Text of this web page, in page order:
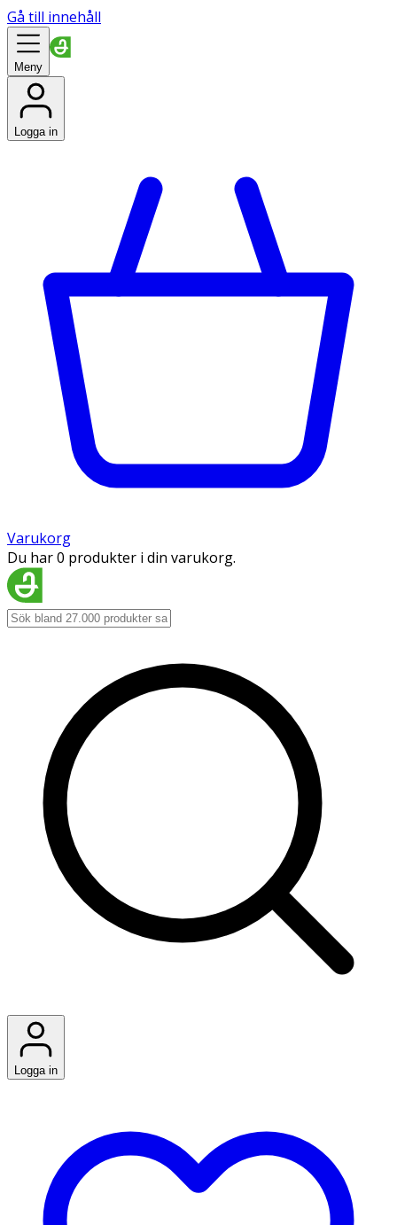
Gå till innehåll
Meny
Logga in
Varukorg
Du har 0 produkter i din varukorg.
Logga in